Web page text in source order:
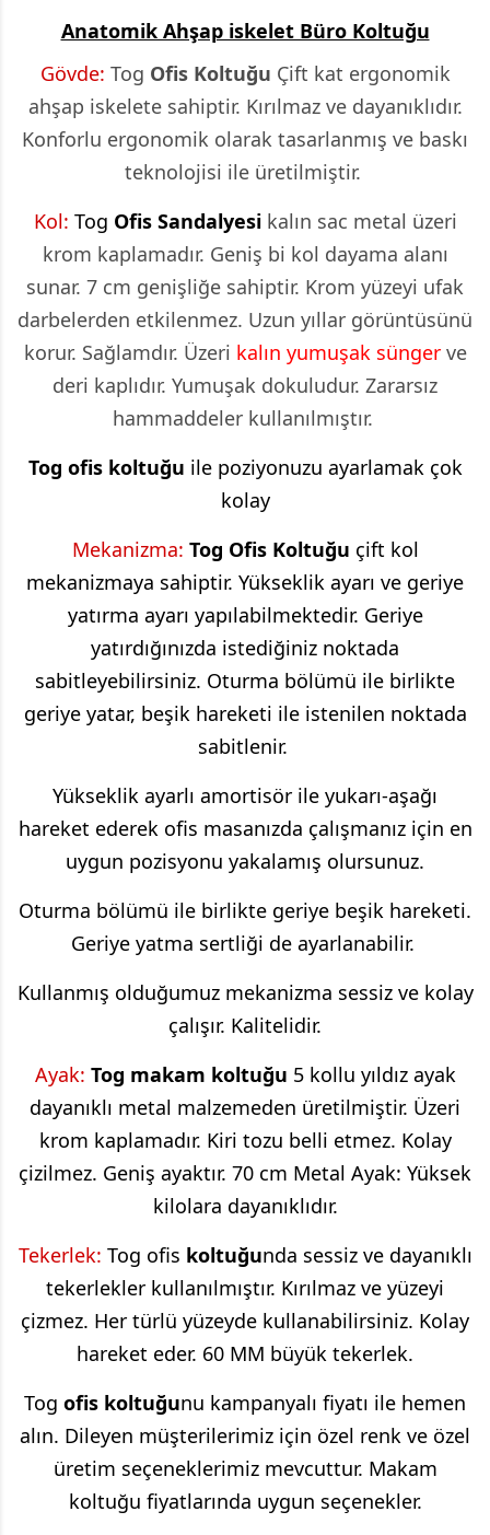
Anatomik Ahşap iskelet Büro Koltuğu
Gövde: Tog Ofis Koltuğu Çift kat ergonomik
ahşap iskelete sahiptir. Kırılmaz ve dayanıklıdır.
Konforlu ergonomik olarak tasarlanmış ve baskı
teknolojisi ile üretilmiştir.
Kol: Tog Ofis Sandalyesikalın sac metal üzeri
krom kaplamadır. Geniş bi kol dayama alanı
sunar. 7 cm genişliğe sahiptir. Krom yüzeyi ufak
darbelerden etkilenmez. Uzun yıllar görüntüsünü
korur. Sağlamdır. Üzeri kalın yumuşak sünger ve
deri kaplıdır. Yumuşak dokuludur. Zararsız
hammaddeler kullanılmıştır.
Tog ofis koltuğu ile poziyonuzu ayarlamak çok
kolay
Mekanizma: Tog Ofis Koltuğu çift kol
mekanizmaya sahiptir. Yükseklik ayarı ve geriye
yatırma ayarı yapılabilmektedir. Geriye
yatırdığınızda istediğiniz noktada
sabitleyebilirsiniz. Oturma bölümü ile birlikte
geriye yatar, beşik hareketi ile istenilen noktada
sabitlenir.
Yükseklik ayarlı amortisör ile yukarı-aşağı
hareket ederek ofis masanızda çalışmanız için en
uygun pozisyonu yakalamış olursunuz.
Oturma bölümü ile birlikte geriye beşik hareketi.
Geriye yatma sertliği de ayarlanabilir.
Kullanmış olduğumuz mekanizma sessiz ve kolay
çalışır. Kalitelidir.
Ayak: Tog makam koltuğu 5 kollu yıldız ayak
dayanıklı metal malzemeden üretilmiştir. Üzeri
krom kaplamadır. Kiri tozu belli etmez. Kolay
çizilmez. Geniş ayaktır. 70 cm Metal Ayak: Yüksek
kilolara dayanıklıdır.
Tekerlek: Tog ofis koltuğunda sessiz ve dayanıklı
tekerlekler kullanılmıştır. Kırılmaz ve yüzeyi
çizmez. Her türlü yüzeyde kullanabilirsiniz. Kolay
hareket eder. 60 MM büyük tekerlek.
Tog ofis koltuğunu kampanyalı fiyatı ile hemen
alın. Dileyen müşterilerimiz için özel renk ve özel
üretim seçeneklerimiz mevcuttur. Makam
koltuğu fiyatlarında uygun seçenekler.